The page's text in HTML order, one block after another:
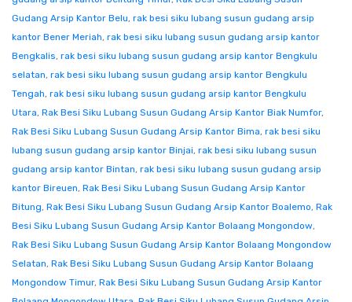
Gudang Arsip Kantor Belu, rak besi siku lubang susun gudang arsip
kantor Bener Meriah, rak besi siku lubang susun gudang arsip kantor
Bengkalis, rak besi siku lubang susun gudang arsip kantor Bengkulu
selatan, rak besi siku lubang susun gudang arsip kantor Bengkulu
Tengah, rak besi siku lubang susun gudang arsip kantor Bengkulu
Utara, Rak Besi Siku Lubang Susun Gudang Arsip Kantor Biak Numfor,
Rak Besi Siku Lubang Susun Gudang Arsip Kantor Bima, rak besi siku
lubang susun gudang arsip kantor Binjai, rak besi siku lubang susun
gudang arsip kantor Bintan, rak besi siku lubang susun gudang arsip
kantor Bireuen, Rak Besi Siku Lubang Susun Gudang Arsip Kantor
Bitung, Rak Besi Siku Lubang Susun Gudang Arsip Kantor Boalemo, Rak
Besi Siku Lubang Susun Gudang Arsip Kantor Bolaang Mongondow,
Rak Besi Siku Lubang Susun Gudang Arsip Kantor Bolaang Mongondow
Selatan, Rak Besi Siku Lubang Susun Gudang Arsip Kantor Bolaang
Mongondow Timur, Rak Besi Siku Lubang Susun Gudang Arsip Kantor